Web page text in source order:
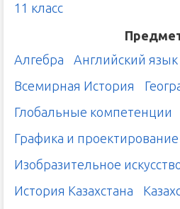
11 класс
Алгебра
Английский язык
Всемирная История
Глобальные компетенции
Графика и проектирование
Изобразительное
История Казахстана